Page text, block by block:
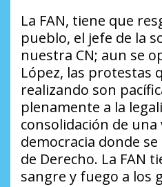
La FAN, tiene que
pueblo, el jefe de la
nuestra CN; aun se
López, las protestas
realizando son
plenamente a la
consolidación de una
democracia donde
de Derecho. La FAN
sangre y fuego a los